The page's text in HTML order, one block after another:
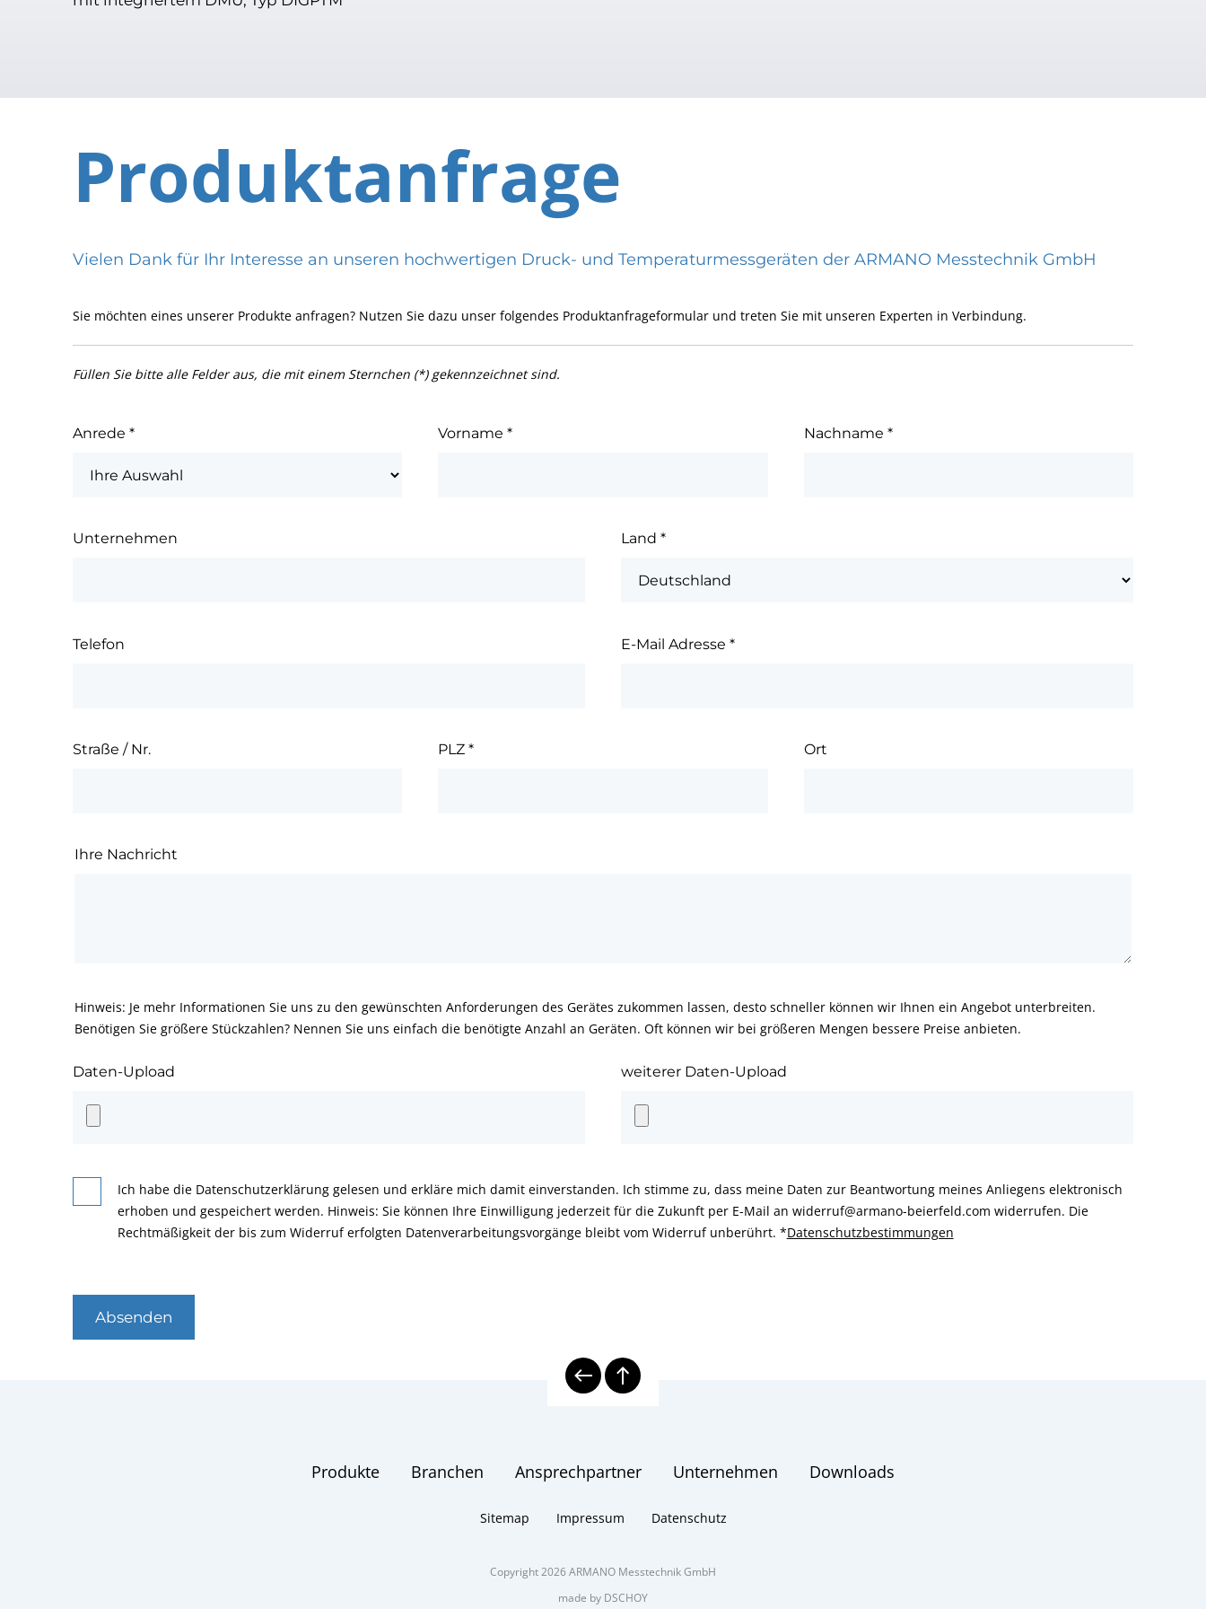
Produktanfrage
Vielen Dank für Ihr Interesse an unseren hochwertigen Druck- und Temperaturmessgeräten der ARMANO Messtechnik GmbH
Sie möchten eines unserer Produkte anfragen? Nutzen Sie dazu unser folgendes Produktanfrageformular und treten Sie mit unseren Experten in Verbindung.
Füllen Sie bitte alle Felder aus, die mit einem Sternchen (*) gekennzeichnet sind.
Anrede * Vorname* Nachname *
Unternehmen Land *
Telefon E-Mail Adresse *
Straße / Nr. PLZ* Ort
Ihre Nachricht
Hinweis: Je mehr Informationen Sie uns zu den gewünschten Anforderungen des Gerätes zukommen lassen, desto schneller können wir Ihnen ein Angebot unterbreiten.
Benötigen Sie größere Stückzahlen? Nennen Sie uns einfach die benötigte Anzahl an Geräten. Oft können wir bei größeren Mengen bessere Preise anbieten.
Daten-Upload weiterer Daten-Upload
Ich habe die Datenschutzerklärung gelesen und erkläre mich damit einverstanden. Ich stimme zu, dass meine Daten zur Beantwortung meines Anliegens elektronisch
erhoben und gespeichert werden. Hinweis: Sie können Ihre Einwilligung jederzeit für die Zukunft per E-Mail an widerruf@armano-beierfeld.com widerrufen. Die
Rechtmäßigkeit der bis zum Widerruf erfolgten Datenverarbeitungsvorgänge bleibt vom Widerruf unberührt. *Datenschutzbestimmungen
Absenden
Produkte Branchen Ansprechpartner Unternehmen Downloads
Sitemap Impressum Datenschutz
Copyright 2026 ARMANO Messtechnik GmbH
made by DSCHOY